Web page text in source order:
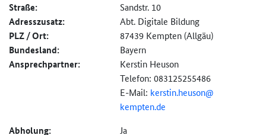
Straße: Sandstr. 10
Adresszusatz: Abt. Digitale Bildung
PLZ / Ort: 87439 Kempten (Allgäu)
Bundesland: Bayern
Ansprechpartner:
Kerstin Heuson
Telefon: 083125255486
E-Mail: kerstin.heuson@
kempten.de
Abholung: Ja